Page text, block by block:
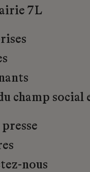
7L
champ social
presse
nous